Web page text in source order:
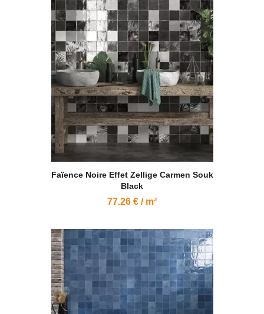
Faïence Noire Effet Zellige Carmen Souk
Black
77.26 € / m²